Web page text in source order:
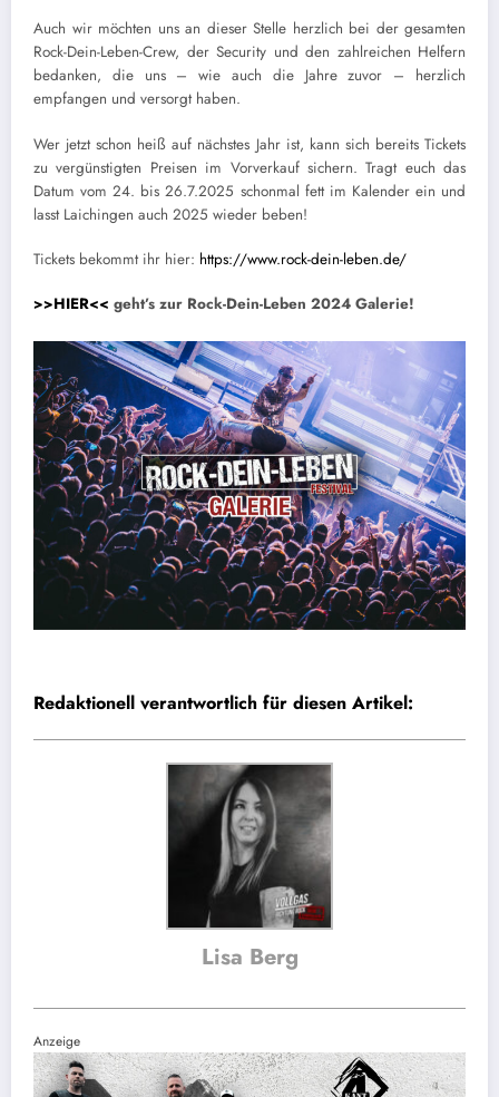
Auch wir möchten uns an dieser Stelle herzlich bei der gesamten
Rock-Dein-Leben-Crew, der Security und den zahlreichen Helfern
bedanken, die uns – wie auch die Jahre zuvor – herzlich
empfangen und versorgt haben.
Wer jetzt schon heiß auf nächstes Jahr ist, kann sich bereits Tickets
zu vergünstigten Preisen im Vorverkauf sichern. Tragt euch das
Datum vom 24. bis 26.7.2025 schonmal fett im Kalender ein und
lasst Laichingen auch 2025 wieder beben!
Tickets bekommt ihr hier: https://www.rock-dein-leben.de/
>>HIER<< geht’s zur Rock-Dein-Leben 2024 Galerie!
Redaktionell verantwortlich für diesen Artikel:
Lisa Berg
Anzeige